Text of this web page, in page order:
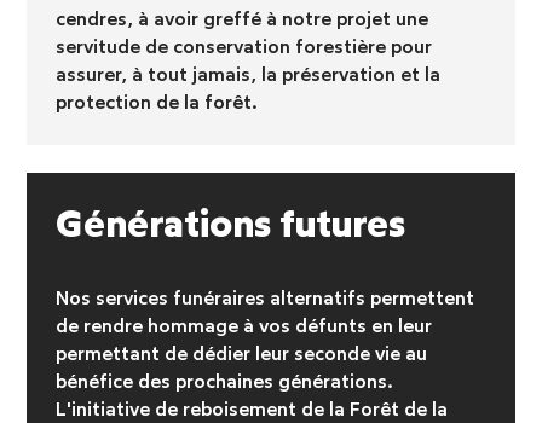
cendres, à avoir greffé à notre projet une
servitude de conservation forestière pour
assurer, à tout jamais, la préservation et la
protection de la forêt.
Générations futures
Nos services funéraires alternatifs permettent
de rendre hommage à vos défunts en leur
permettant de dédier leur seconde vie au
bénéfice des prochaines générations.
L'initiative de reboisement de la Forêt de la